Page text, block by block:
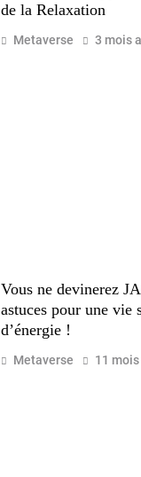
de la Relaxation
Metaverse 3 mois
Vous ne devinerez
astuces pour une vie
d’énergie !
Metaverse 11